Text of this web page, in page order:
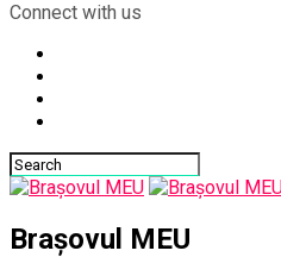
Connect with us
Brașovul MEU